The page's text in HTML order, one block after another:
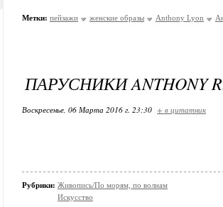
Метки: пейзажи женские образы Anthony Lyon
ПАРУСНИКИ ANTHONY
Воскресенье, 06 Марта 2016 г. 23:30 + в цитатник
Рубрики: Живопись/По морям, по волнам
Искусство